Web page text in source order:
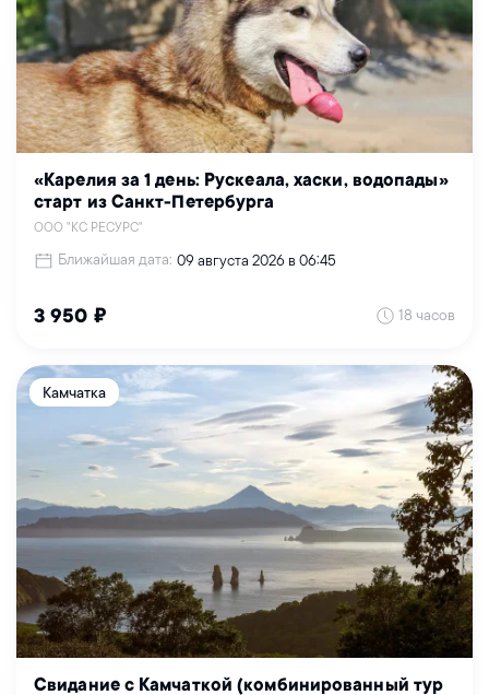
«Карелия за 1 день: Рускеала, хаски, водопады»
старт из Санкт-Петербурга
ООО "КС РЕСУРС"
Ближайшая дата: 09 августа 2026 в 06:45
3 950 ₽ 18 часов
Камчатка
Свидание с Камчаткой (комбинированный тур